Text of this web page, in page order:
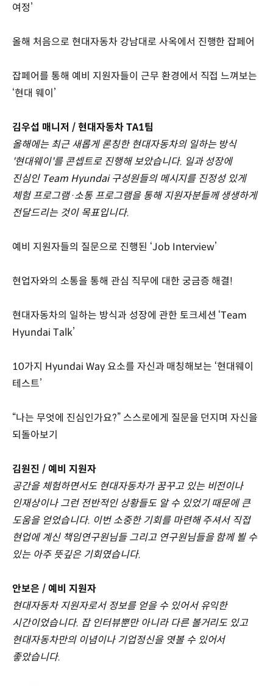
여정’
올해 처음으로 현대자동차 강남대로 사옥에서 진행한 잡페어
잡페어를 통해 예비 지원자들이 근무 환경에서 직접 느껴보는
‘현대 웨이’
김우섭 매니저 / 현대자동차 TA1팀
올해에는 최근 새롭게 론칭한 현대자동차의 일하는 방식
'현대웨이'를 콘셉트로 진행해 보았습니다. 일과 성장에
진심인 Team Hyundai 구성원들의 메시지를 진정성 있게
체험 프로그램·소통 프로그램을 통해 지원자분들께 생생하게
전달드리는 것이 목표입니다.
예비 지원자들의 질문으로 진행된 ‘Job Interview’
현업자와의 소통을 통해 관심 직무에 대한 궁금증 해결!
현대자동차의 일하는 방식과 성장에 관한 토크세션 ‘Team
Hyundai Talk’
10가지 Hyundai Way 요소를 자신과 매칭해보는 ‘현대웨이
테스트’
“나는 무엇에 진심인가요?” 스스로에게 질문을 던지며 자신을
되돌아보기
김원진 / 예비 지원자
공간을 체험하면서도 현대자동차가 꿈꾸고 있는 비전이나
인재상이나 그런 전반적인 상황들도 알 수 있었기 때문에 큰
도움을 얻었습니다. 이번 소중한 기회를 마련해 주셔서 직접
현업에 계신 책임연구원님들 그리고 연구원님들을 함께 뵐 수
있는 아주 뜻깊은 기회였습니다.
안보은 / 예비 지원자
현대자동차 지원자로서 정보를 얻을 수 있어서 유익한
시간이었습니다. 잡 인터뷰뿐만 아니라 다른 볼거리도 있고
현대자동차만의 이념이나 기업정신을 엿볼 수 있어서
좋았습니다.